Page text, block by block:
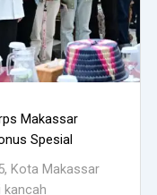
Makassar
Spesial
Kota Makassar